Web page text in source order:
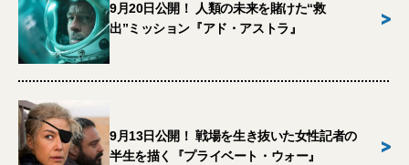
9月20日公開！ 人類の未来を賭けた“救
出”ミッション『アド・アストラ』
>
9月13日公開！ 戦場を生き抜いた女性記者の
半生を描く『プライベート・ウォー』
>